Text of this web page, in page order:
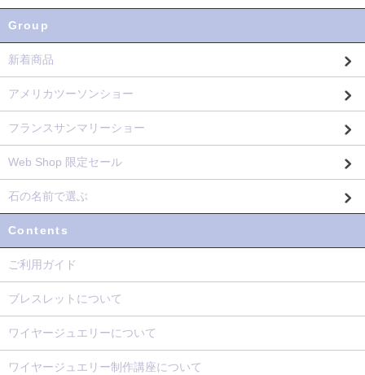
Group
新着商品
アメリカツーソンショー
フランスサンマリーショー
Web Shop 限定セール
石の名前で選ぶ
Contents
ご利用ガイド
ブレスレットについて
ワイヤージュエリーについて
ワイヤージュエリー制作講座について